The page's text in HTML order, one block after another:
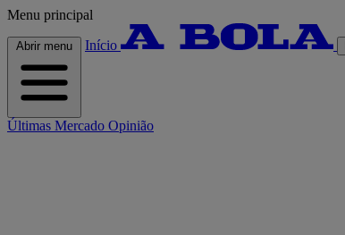
Menu principal
Abrir menu Início
Últimas Mercado Opinião